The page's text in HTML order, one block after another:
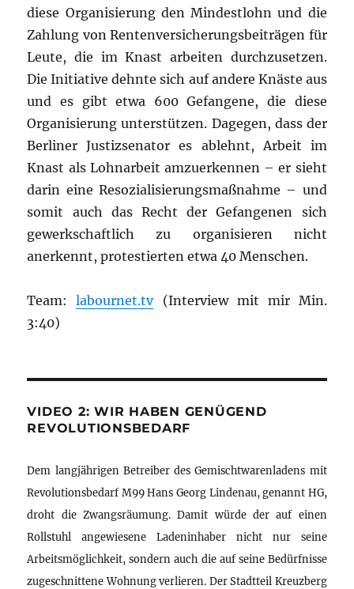
diese Organisierung den Mindestlohn und die
Zahlung von Rentenversicherungsbeiträgen für
Leute, die im Knast arbeiten durchzusetzen.
Die Initiative dehnte sich auf andere Knäste aus
und es gibt etwa 600 Gefangene, die diese
Organisierung unterstützen. Dagegen, dass der
Berliner Justizsenator es ablehnt, Arbeit im
Knast als Lohnarbeit amzuerkennen – er sieht
darin eine Resozialisierungsmaßnahme – und
somit auch das Recht der Gefangenen sich
gewerkschaftlich zu organisieren nicht
anerkennt, protestierten etwa 40 Menschen.
Team:labournet.tv(Interview mit mir Min.
3:40)
VIDEO 2: WIR HABEN GENÜGEND
REVOLUTIONSBEDARF
Dem langjährigen Betreiber des Gemischtwarenladens mit
Revolutionsbedarf M99 Hans Georg Lindenau, genannt HG,
droht die Zwangsräumung. Damit würde der auf einen
Rollstuhl angewiesene Ladeninhaber nicht nur seine
Arbeitsmöglichkeit, sondern auch die auf seine Bedürfnisse
zugeschnittene Wohnung verlieren. Der Stadtteil Kreuzberg